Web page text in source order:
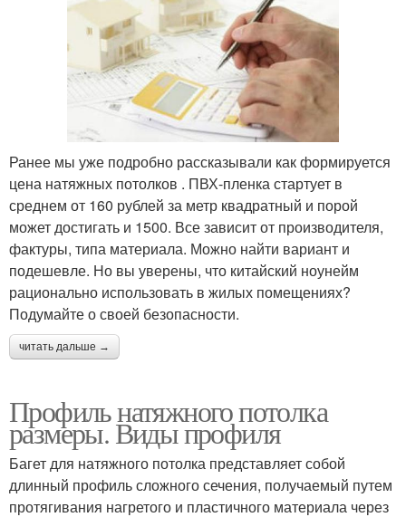
Ранее мы уже подробно рассказывали как формируется
цена натяжных потолков . ПВХ-пленка стартует в
среднем от 160 рублей за метр квадратный и порой
может достигать и 1500. Все зависит от производителя,
фактуры, типа материала. Можно найти вариант и
подешевле. Но вы уверены, что китайский ноунейм
рационально использовать в жилых помещениях?
Подумайте о своей безопасности.
читать дальше →
Профиль натяжного потолка
размеры. Виды профиля
Багет для натяжного потолка представляет собой
длинный профиль сложного сечения, получаемый путем
протягивания нагретого и пластичного материала через